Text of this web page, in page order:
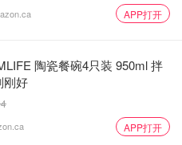
APP打开
陶瓷餐碗4只装 950ml 拌
刚好
APP打开